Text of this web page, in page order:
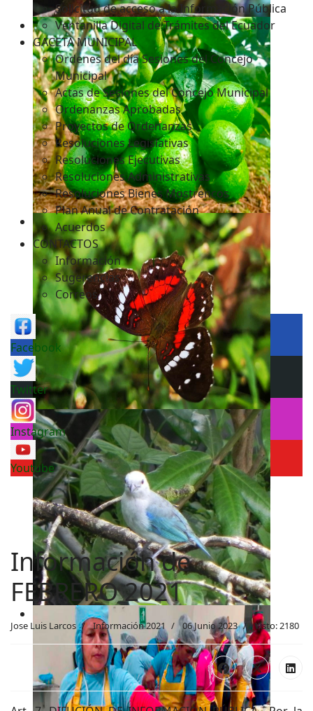
Solicitud de acceso a la Información Pública
Ventanilla Digital de Trámites del Ecuador
GACETA MUNICIPAL
Ordenes del día Sesiones del Concejo
Municipal
Actas de Sesiones del Concejo Municipal
Ordenanzas Aprobadas
Proyectos de Ordenanzas
Resoluciones Legislativas
Resoluciones Ejecutivas
Resoluciones Administrativas
Resoluciones Bienes Mostrencos
Plan Anual de Contratación
Acuerdos
CONTACTOS
Información
Sugerencias
Correos
Facebook
Twitter
Instagram
Youtube
Información de
FEBRERO 2021
Jose Luis Larcos Información 2021 06 Junio 2023 Visto: 2180